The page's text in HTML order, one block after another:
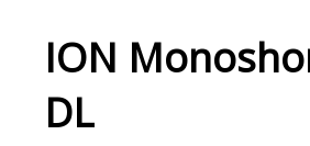
ION
DL